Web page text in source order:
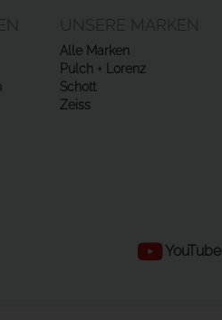
UNSERE MARKEN
Alle Marken
Pulch + Lorenz
Schott
Zeiss
YouTube